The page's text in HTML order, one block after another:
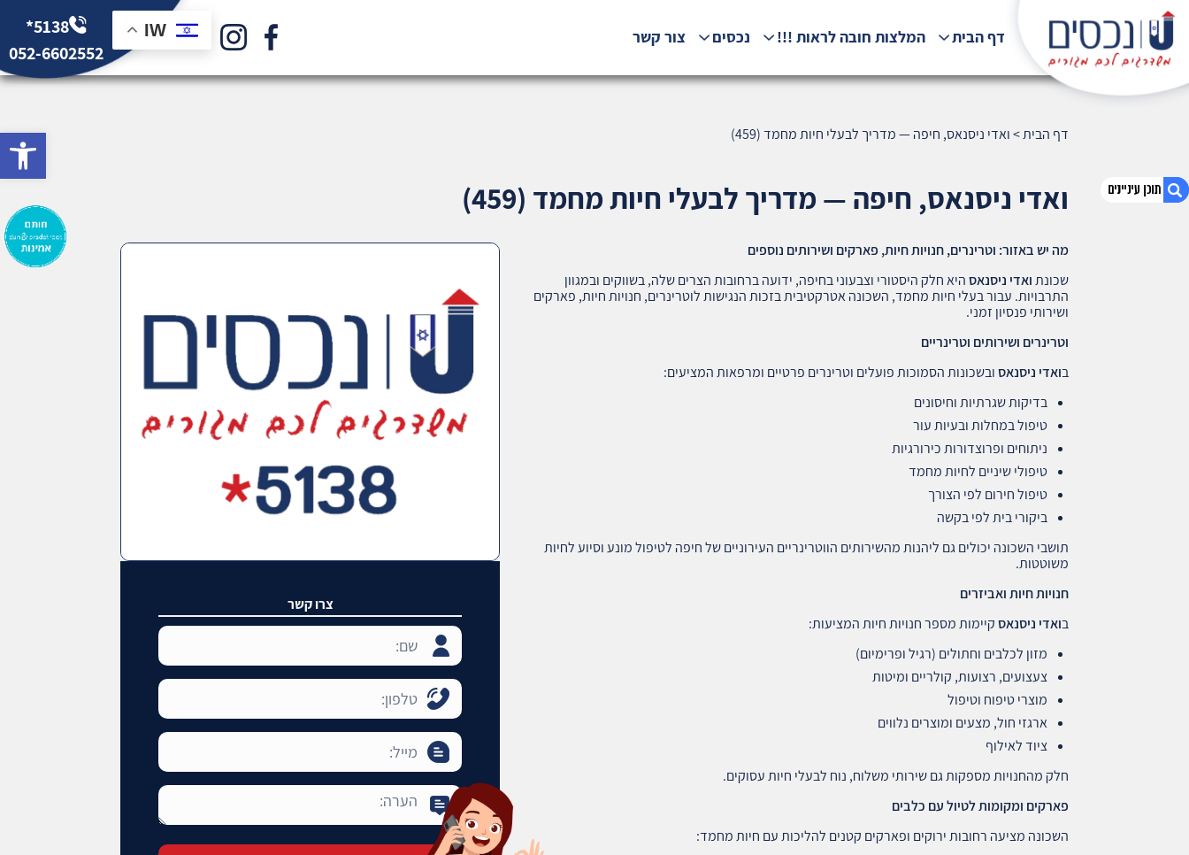
1. ואדי ניסנאס, חיפה — מדריך לבעלי חיות מחמד
דף הבית המלצות חובה לראות !!! נכסים צור קשר IW
*5138
052-6602552
דף הבית>ואדי ניסנאס, חיפה — מדריך לבעלי חיות מחמד (459)
ואדי ניסנאס, חיפה — מדריך לבעלי חיות מחמד (459)
מה יש באזור: וטרינרים, חנויות חיות, פארקים ושירותים נוספים
שכונתואדי ניסנאסהיא חלק היסטורי וצבעוני בחיפה, ידועה ברחובות הצרים שלה, בשווקים ובמגוון
התרבויות. עבור בעלי חיות מחמד, השכונה אטרקטיבית בזכות הנגישות לוטרינרים, חנויות חיות, פארקים
ושירותי פנסיון זמני.
וטרינרים ושירותים וטרינריים
בואדי ניסנאסובשכונות הסמוכות פועלים וטרינרים פרטיים ומרפאות המציעים:
בדיקות שגרתיות וחיסונים
טיפול במחלות ובעיות עור
ניתוחים ופרוצדורות כירורגיות
טיפולי שיניים לחיות מחמד
טיפול חירום לפי הצורך
ביקורי בית לפי בקשה
תושבי השכונה יכולים גם ליהנות מהשירותים הווטרינריים העירוניים של חיפה לטיפול מונע וסיוע לחיות
משוטטות.
חנויות חיות ואביזרים
בואדי ניסנאסקיימות מספר חנויות חיות המציעות:
מזון לכלבים וחתולים (רגיל ופרימיום)
צעצועים, רצועות, קולריים ומיטות
מוצרי טיפוח וטיפול
ארגזי חול, מצעים ומוצרים נלווים
ציוד לאילוף
חלק מהחנויות מספקות גם שירותי משלוח, נוח לבעלי חיות עסוקים.
פארקים ומקומות לטיול עם כלבים
השכונה מציעה רחובות ירוקים ופארקים קטנים להליכות עם חיות מחמד:
צרו קשר